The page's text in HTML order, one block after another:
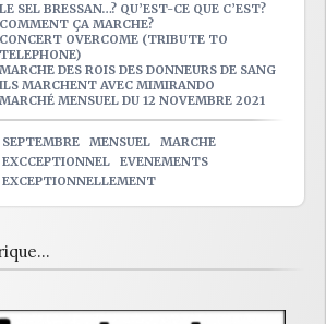
LE SEL BRESSAN…? QU’EST-CE QUE C’EST?
COMMENT ÇA MARCHE?
CONCERT OVERCOME (TRIBUTE TO
TELEPHONE)
MARCHE DES ROIS DES DONNEURS DE SANG
ILS MARCHENT AVEC MIMIRANDO
MARCHÉ MENSUEL DU 12 NOVEMBRE 2021
SEPTEMBRE MENSUEL
MARCHE
EXCCEPTIONNEL
EVENEMENTS
EXCEPTIONNELLEMENT